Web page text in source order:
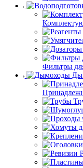
Фильтры